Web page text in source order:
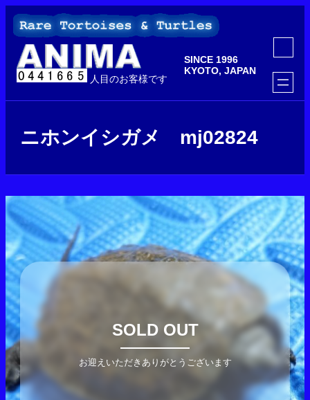
を
人目のお客様です
SINCE 1996
KYOTO, JAPAN
ア
コ
ン
リ
ン
ク
ニホンイシガメ mj02824
SOLD OUT
お迎えいただきありがとうございます